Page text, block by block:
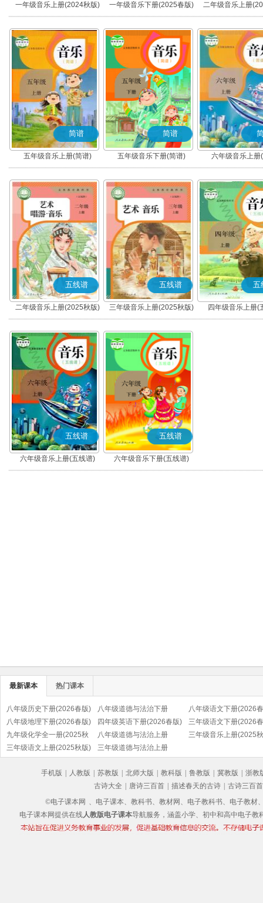
一年级音乐上册(2024秋版)
(简谱)
一年级音乐下册(2025春版)
(简谱)
二年级音乐上册
(简谱)
简谱
五年级音乐上册(简谱)
简谱
五年级音乐下册(简谱) 六年级音乐上册
五线谱
二年级音乐上册(2025秋版)
(五线谱)
五线谱
三年级音乐上册(2025秋版)
(五线谱)
五
四年级音乐上册(
五线谱
六年级音乐上册(五线谱)
五线谱
六年级音乐下册(五线谱)
最新课本 热门课本
八年级历史下册(2026春版)
(部编版)
八年级道德与法治下册
(2026春版)(部编版)
八年级语文下册(2026
(部编版)
八年级地理下册(2026春版)
四年级英语下册(2026春版)
(PEP)
三年级语文下册(2026
(部编版)
九年级化学全一册(2025秋
版)
八年级道德与法治上册
(2025秋版)(部编版)
三年级音乐上册(2025
三年级语文上册(2025秋版)
三年级道德与法治上册
手机版
人教版 苏教版 北师大版 教科版 鲁教版 冀教版
浙教
古诗大全
唐诗三百首 描述春天的古诗
古诗三百首
©电子课本网 、电子课本、教科书、教材网、电子教科书、电子教材
电子课本网提供在线人教版电子课本导航服务，涵盖小学、初中和高中电子